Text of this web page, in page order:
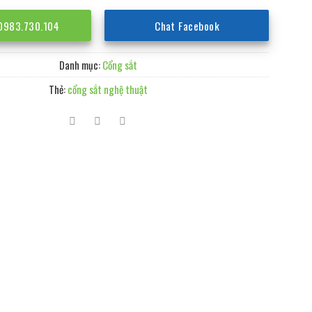
Chat Facebook
Danh mục:Cổng sắt
Thẻ:cổng sắt nghệ thuật